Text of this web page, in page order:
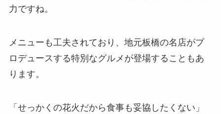
力ですね。
メニューも工夫されており、地元板橋の名店がプ
ロデュースする特別なグルメが登場することもあ
ります。
「せっかくの花火だから食事も妥協したくない」